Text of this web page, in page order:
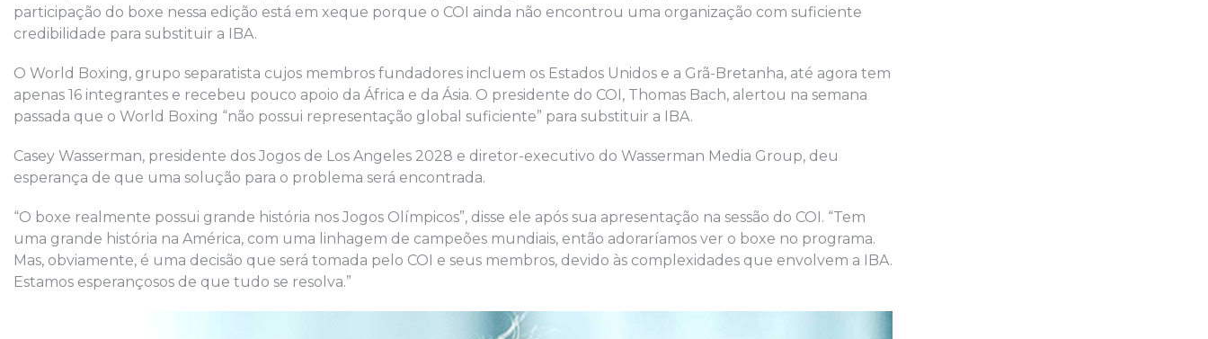
participação do boxe nessa edição está em xeque porque o COI ainda não encontrou uma organização com suficiente
credibilidade para substituir a IBA.
O World Boxing, grupo separatista cujos membros fundadores incluem os Estados Unidos e a Grã-Bretanha, até agora tem
apenas 16 integrantes e recebeu pouco apoio da África e da Ásia. O presidente do COI, Thomas Bach, alertou na semana
passada que o World Boxing “não possui representação global suficiente” para substituir a IBA.
Casey Wasserman, presidente dos Jogos de Los Angeles 2028 e diretor-executivo do Wasserman Media Group, deu
esperança de que uma solução para o problema será encontrada.
“O boxe realmente possui grande história nos Jogos Olímpicos”, disse ele após sua apresentação na sessão do COI. “Tem
uma grande história na América, com uma linhagem de campeões mundiais, então adoraríamos ver o boxe no programa.
Mas, obviamente, é uma decisão que será tomada pelo COI e seus membros, devido às complexidades que envolvem a IBA.
Estamos esperançosos de que tudo se resolva.”